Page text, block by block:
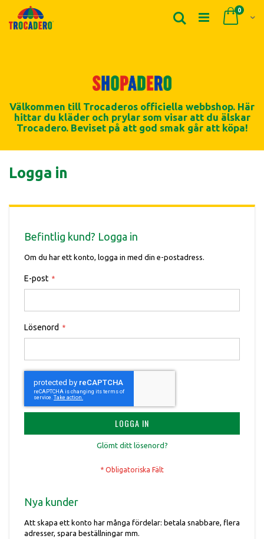
Cart
0
Sök
Välkommen till Trocaderos officiella webbshop. Här
hittar du kläder och prylar som visar att du älskar
Trocadero. Beviset på att god smak går att köpa!
Logga in
Befintlig kund? Logga in
Om du har ett konto, logga in med din e-postadress.
E-post
Lösenord
LOGGA IN
Glömt ditt lösenord?
Nya kunder
Att skapa ett konto har många fördelar: betala snabbare, flera
adresser, spara beställningar mm.